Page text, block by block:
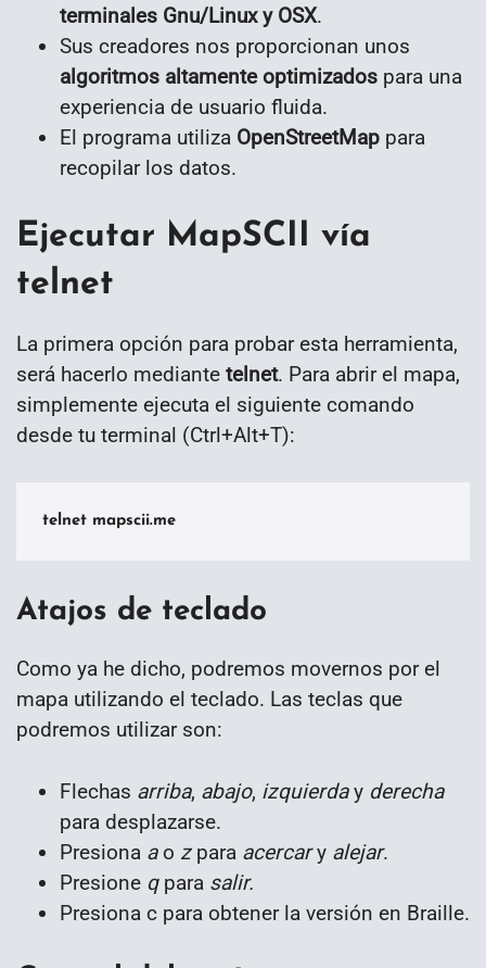
terminales Gnu/Linux y OSX.
Sus creadores nos proporcionan unos
algoritmos altamente optimizados para una
experiencia de usuario fluida.
El programa utiliza OpenStreetMap para
recopilar los datos.
Ejecutar MapSCII vía
telnet
La primera opción para probar esta herramienta,
será hacerlo mediante telnet. Para abrir el mapa,
simplemente ejecuta el siguiente comando
desde tu terminal (Ctrl+Alt+T):
telnet mapscii.me
Atajos de teclado
Como ya he dicho, podremos movernos por el
mapa utilizando el teclado. Las teclas que
podremos utilizar son:
Flechas arriba, abajo, izquierday derecha
para desplazarse.
Presiona ao z para acercary alejar.
Presione qpara salir.
Presiona c para obtener la versión en Braille.